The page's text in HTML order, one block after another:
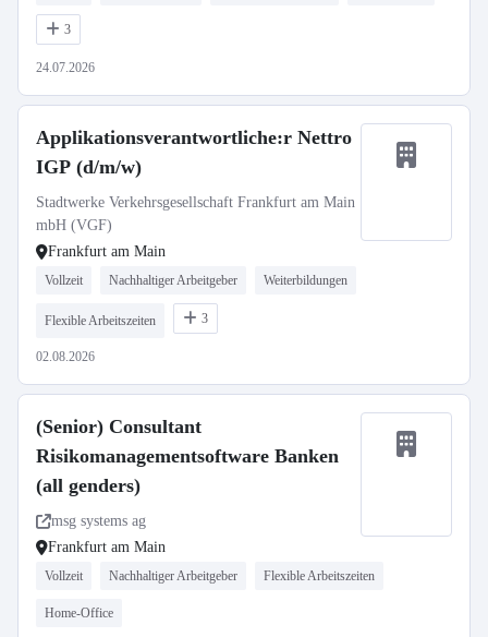
3
24.07.2026
Applikationsverantwortliche:r Nettro
IGP (d/m/w)
Stadtwerke Verkehrsgesellschaft Frankfurt am Main
mbH (VGF)
Frankfurt am Main
Vollzeit Nachhaltiger Arbeitgeber Weiterbildungen
Flexible Arbeitszeiten 3
02.08.2026
(Senior) Consultant
Risikomanagementsoftware Banken
(all genders)
msg systems ag
Frankfurt am Main
Vollzeit Nachhaltiger Arbeitgeber Flexible Arbeitszeiten
Home-Office